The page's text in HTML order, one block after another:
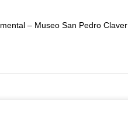
– Museo San Pedro Claver